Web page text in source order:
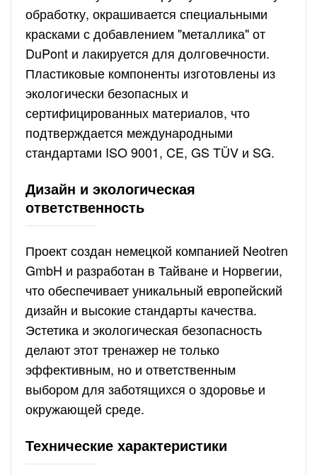
обработку, окрашивается специальными
красками с добавлением "металлика" от
DuPont и лакируется для долговечности.
Пластиковые компоненты изготовлены из
экологически безопасных и
сертифицированных материалов, что
подтверждается международными
стандартами ISO 9001, CE, GS TÜV и SG.
Дизайн и экологическая
ответственность
Проект создан немецкой компанией Neotren
GmbH и разработан в Тайване и Норвегии,
что обеспечивает уникальный европейский
дизайн и высокие стандарты качества.
Эстетика и экологическая безопасность
делают этот тренажер не только
эффективным, но и ответственным
выбором для заботящихся о здоровье и
окружающей среде.
Технические характеристики